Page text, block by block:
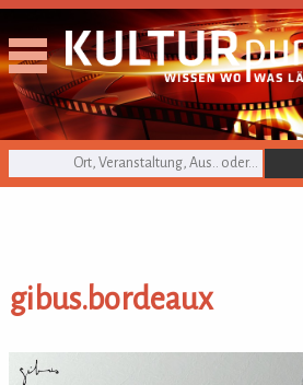
KULTURpur Suche
gibus.bordeaux
gibus.bordeaux